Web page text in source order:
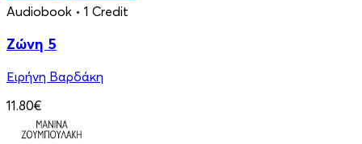
Audiobook • 1 Credit
Ζώνη 5
Ειρήνη Βαρδάκη
11.80€